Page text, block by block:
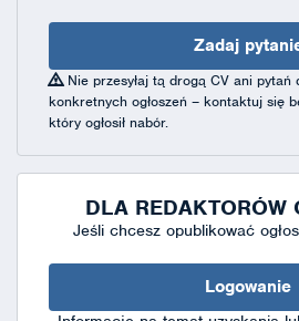
Zadaj
Nie przesyłaj tą drogą CV ani pytań
konkretnych ogłoszeń – kontaktuj się
który ogłosił nabór.
DLA REDAKTORÓW
Jeśli chcesz opublikować
Logowanie